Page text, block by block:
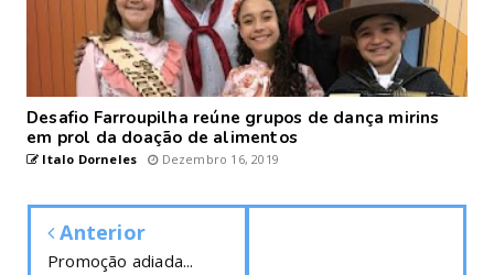
Desafio Farroupilha reúne grupos de dança mirins
em prol da doação de alimentos
Italo Dorneles Dezembro 16, 2019
Anterior
Promoção adiada...